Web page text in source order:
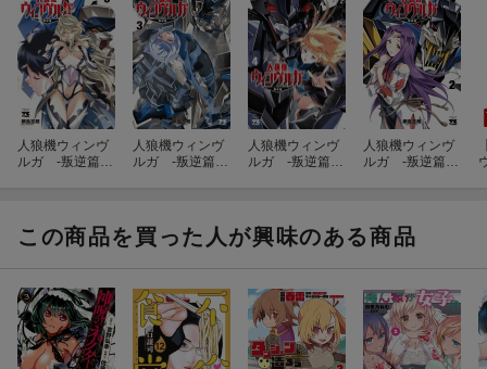
人狼機ウィンヴ
ルガ -叛逆篇
人狼機ウィンヴ
ルガ -叛逆篇
人狼機ウィンヴ
ルガ -叛逆篇
人狼機ウィンヴ
ルガ -叛逆篇
この商品を買った人が興味のある商品